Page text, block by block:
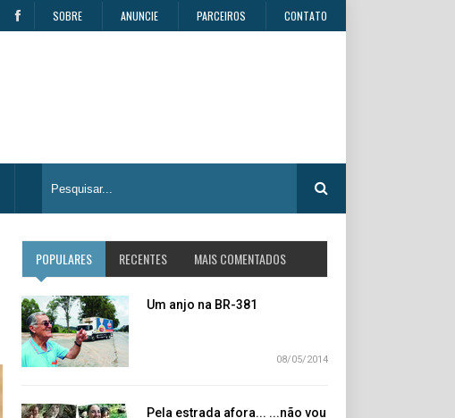
SOBRE ANUNCIE PARCEIROS CONTATO
POPULARES RECENTES MAIS COMENTADOS
Um anjo na BR-381
08/05/2014
Pela estrada afora... ...não vou